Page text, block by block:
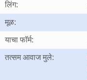
लिंग:
मूळ:
याचा फॉर्म:
तत्सम आवाज मुले: